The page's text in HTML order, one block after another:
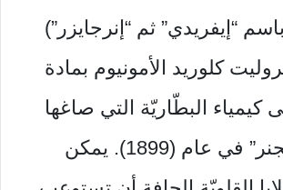
“إيفريدي” ثم “إنرجايزر”)
كلوريد الأمونيوم بمادة
كيمياء البطّاريّة التي صاغها
“فالديمار جانجنر” في عام (1899). يمكن